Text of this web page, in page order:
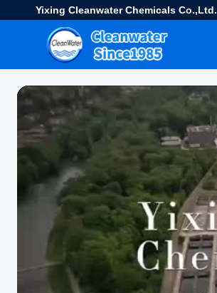
Yixing Cleanwater Chemicals Co.,Ltd.